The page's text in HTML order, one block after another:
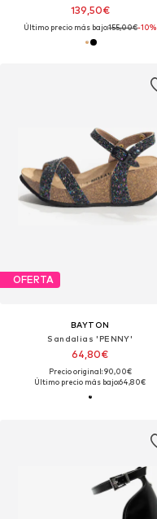
139,50€
Último precio más bajo:155,00€-10%
OFERTA
BAYTON
Sandalias 'PENNY'
64,80€
Precio original: 90,00€
Último precio más bajo:64,80€